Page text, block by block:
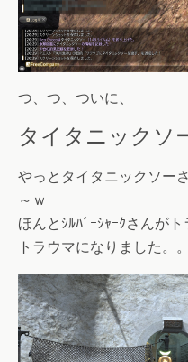
つ、つ、ついに、
タイタニック
やっとタイタニックソー
～ｗ
ほんとｼﾙﾊﾞｰｼｬｰｸさんが
トラウマになりました。